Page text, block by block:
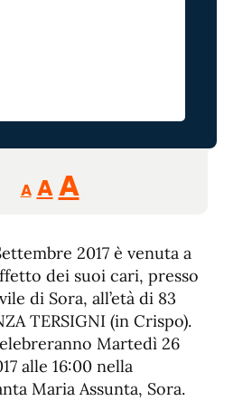
A
Reducir
tamaño
A Restablecer
de
fuente
AAumentar
de
fuente.
2017 è venuta a
dei suoi cari, presso
di Sora, all’età di 83
TERSIGNI (in Crispo).
Martedì 26
alle 16:00 nella
Maria Assunta, Sora.